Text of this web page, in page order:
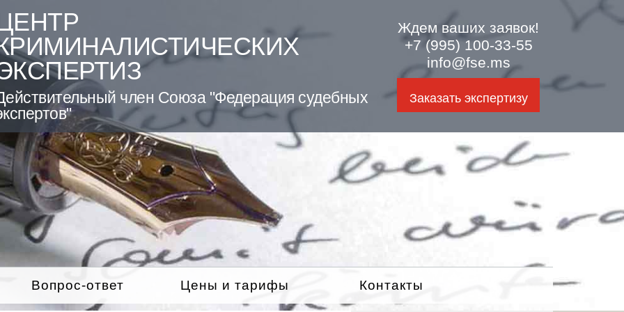
член Союза "Федерация судебных
Ждем ваших заявок!
+7 (995) 100-33-55
info@fse.ms
Заказать экспертизу
Вопрос-ответ Цены и тарифы Контакты